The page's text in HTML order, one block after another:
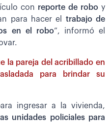
con reporte de robo y
para hacer el trabajo de
en el robo”, informó el
la pareja del acribillado en
para brindar su
ingresar a la vivienda,
unidades policiales para